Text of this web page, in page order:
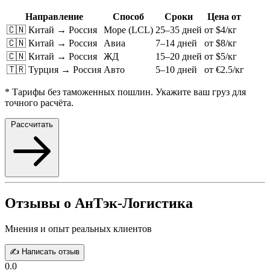
Направление Способ Сроки
Цена от
🇨🇳 Китай → Россия
Море (LCL) 25–35 дней от $4/кг
🇨🇳 Китай → Россия
Авиа 7–14 дней
от $8/кг
🇨🇳 Китай → Россия
ЖД 15–20 дней от $5/кг
🇹🇷 Турция → Россия Авто 5–10 дней от €2.5/кг
* Тарифы без таможенных пошлин. Укажите ваш груз для
точного расчёта.
Рассчитать
Отзывы о АнТэк-Логистика
Мнения и опыт реальных клиентов
✍️ Написать отзыв
0.0